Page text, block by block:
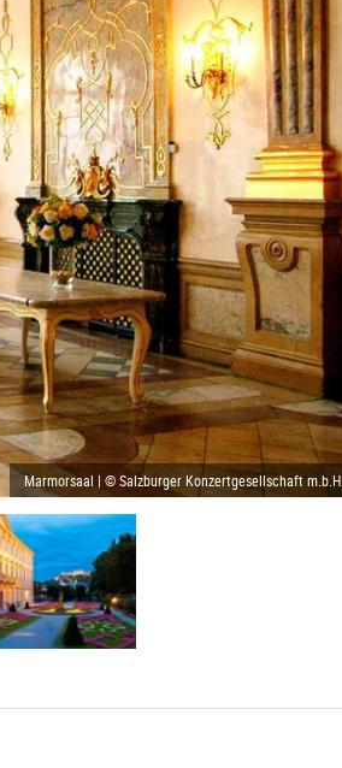
Marmorsaal | © Salzburger Konzertgesellschaft m.b.H.